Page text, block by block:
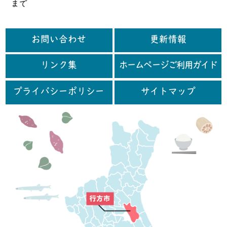
まで
お問い合わせ 更新情報
リンク集 ホームページご利用ガイド
プライバシーポリシー サイトマップ